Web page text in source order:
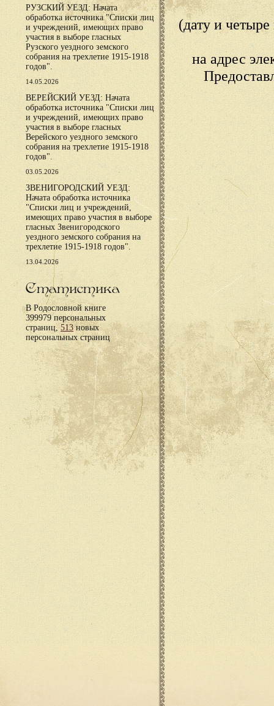
РУЗСКИЙ УЕЗД: Начата
обработка источника "Списки лиц
и учреждений, имеющих право
участия в выборе гласных
Рузского уездного земского
собрания на трехлетие 1915-1918
годов".
14.05.2026
ВЕРЕЙСКИЙ УЕЗД: Начата
обработка источника "Списки лиц
и учреждений, имеющих право
участия в выборе гласных
Верейского уездного земского
собрания на трехлетие 1915-1918
годов".
03.05.2026
ЗВЕНИГОРОДСКИЙ УЕЗД:
Начата обработка источника
"Списки лиц и учреждений,
имеющих право участия в выборе
гласных Звенигородского
уездного земского собрания на
трехлетие 1915-1918 годов".
13.04.2026
Статистика
В Родословной книге
399979 персональных
страниц,513новых
персональных страниц
(дату и
на адрес